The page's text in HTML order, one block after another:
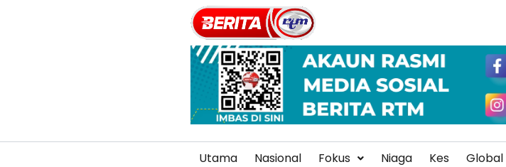
Utama Nasional Fokus Niaga Kes Global